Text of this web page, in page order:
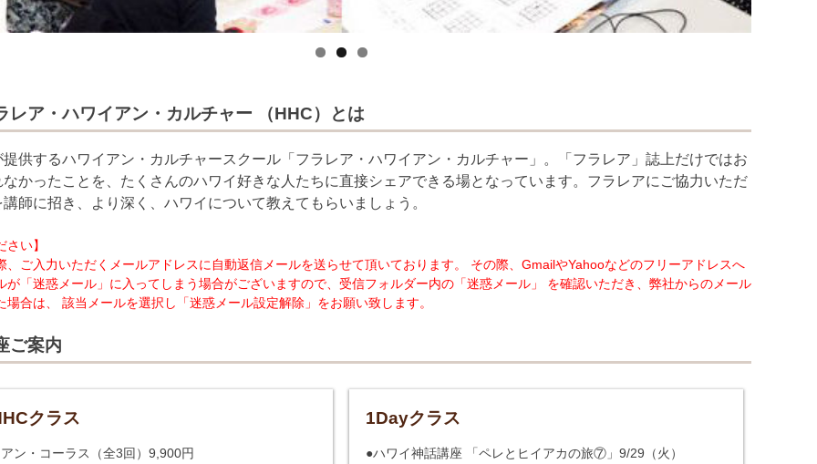
レア・ハワイアン・カルチャー （HHC）とは
供するハワイアン・カルチャースクール「フラレア・ハワイアン・カルチャー」。「フラレア」誌上だけではお
かったことを、たくさんのハワイ好きな人たちに直接シェアできる場となっています。フラレアにご協力いただ
師に招き、より深く、ハワイについて教えてもらいましょう。
い】
、ご入力いただくメールアドレスに自動返信メールを送らせて頂いております。 その際、GmailやYahooなどのフリーアドレスへ
が「迷惑メール」に入ってしまう場合がございますので、受信フォルダー内の「迷惑メール」 を確認いただき、弊社からのメール
場合は、 該当メールを選択し「迷惑メール設定解除」をお願い致します。
ご案内
クラス
ン・コーラス（全3回）9,900円
1Dayクラス
●ハワイ神話講座 「ペレとヒイアカの旅⑦」9/29（火）